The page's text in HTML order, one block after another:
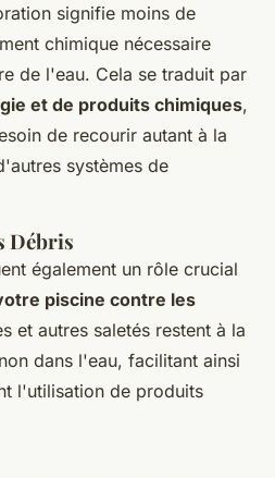
signifie moins de
chimique nécessaire
de l'eau. Cela se traduit par
et de produits chimiques,
de recourir autant à la
systèmes de
Débris
également un rôle crucial
piscine contre les
et autres saletés restent à la
dans l'eau, facilitant ainsi
l'utilisation de produits